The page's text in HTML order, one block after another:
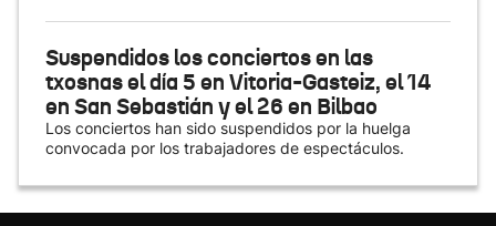
Suspendidos los conciertos en las
txosnas el día 5 en Vitoria-Gasteiz, el 14
en San Sebastián y el 26 en Bilbao
Los conciertos han sido suspendidos por la huelga
convocada por los trabajadores de espectáculos.